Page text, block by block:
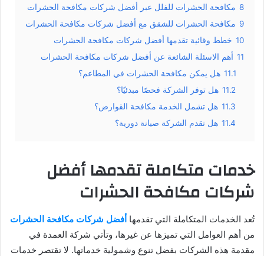
8 مكافحة الحشرات للفلل عبر أفضل شركات مكافحة الحشرات
9 مكافحة الحشرات للشقق مع أفضل شركات مكافحة الحشرات
10 خطط وقائية تقدمها أفضل شركات مكافحة الحشرات
11 أهم الاسئلة الشائعة عن أفضل شركات مكافحة الحشرات
11.1 هل يمكن مكافحة الحشرات في المطاعم؟
11.2 هل توفر الشركة فحصًا مبدئيًا؟
11.3 هل تشمل الخدمة مكافحة القوارض؟
11.4 هل تقدم الشركة صيانة دورية؟
خدمات متكاملة تقدمها أفضل
شركات مكافحة الحشرات
تُعد الخدمات المتكاملة التي تقدمها أفضل شركات مكافحة الحشرات
من أهم العوامل التي تميزها عن غيرها، وتأتي شركة العمدة في
مقدمة هذه الشركات بفضل تنوع وشمولية خدماتها. لا تقتصر خدمات